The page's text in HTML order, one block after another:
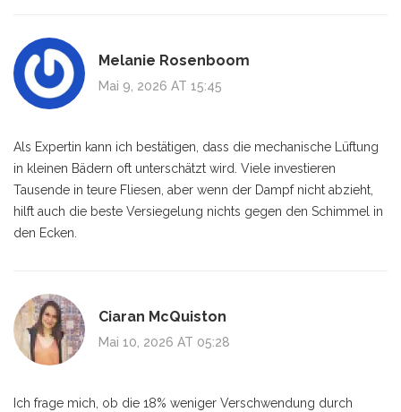
Melanie Rosenboom
Mai 9, 2026 AT 15:45
Als Expertin kann ich bestätigen, dass die mechanische Lüftung
in kleinen Bädern oft unterschätzt wird. Viele investieren
Tausende in teure Fliesen, aber wenn der Dampf nicht abzieht,
hilft auch die beste Versiegelung nichts gegen den Schimmel in
den Ecken.
Ciaran McQuiston
Mai 10, 2026 AT 05:28
Ich frage mich, ob die 18% weniger Verschwendung durch